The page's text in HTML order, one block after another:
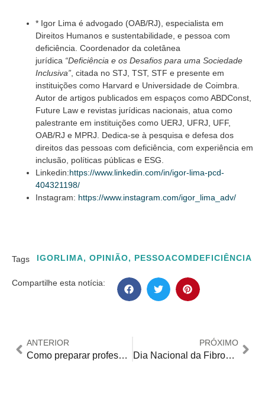
* Igor Lima é advogado (OAB/RJ), especialista em
Direitos Humanos e sustentabilidade, e pessoa com
deficiência. Coordenador da coletânea
jurídica “Deficiência e os Desafios para uma Sociedade
Inclusiva” , citada no STJ, TST, STF e presente em
instituições como Harvard e Universidade de Coimbra.
Autor de artigos publicados em espaços como ABDConst,
Future Law e revistas jurídicas nacionais, atua como
palestrante em instituições como UERJ, UFRJ, UFF,
OAB/RJ e MPRJ. Dedica-se à pesquisa e defesa dos
direitos das pessoas com deficiência, com experiência em
inclusão, políticas públicas e ESG.
Linkedin:https://www.linkedin.com/in/igor-lima-pcd-
404321198/
Instagram: https://www.instagram.com/igor_lima_adv/
Tags IGORLIMA, OPINIÃO, PESSOACOMDEFICIÊNCIA
Compartilhe esta notícia:
ANTERIOR
Como preparar professores para a nova realidade da sala de aula brasileira
PRÓXIMO
Dia Nacional da Fibromialgia: realidade de pacientes é de abandono, dificuldade de acesso a direitos básico e descumprimento de legislações